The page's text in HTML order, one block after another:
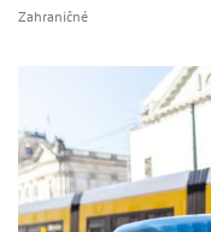
Zahraničné